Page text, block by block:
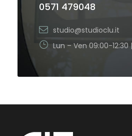
0571 479048
studio@studioclu.it
Lun – Ven 09:00-12:30